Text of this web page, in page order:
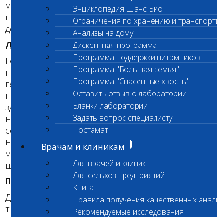
Энциклопедия Шанс Био
Ограничения по хранению и
Анализы на дому
Дисконтная программа
Программа поддержки питомников
Программа "Большая семья"
Программа "Спасенные хвосты"
Оставить отзыв о лаборатории
Бланки лаборатории
Задать вопрос специалисту
Постамат
Врачам и клиникам
Для врачей и клиник
Для сельхоз предприятий
Книга
Правила получения качественных
Рекомендуемые исследования
месяцев. Заболевание быстро прогрессирует, и
пораженные собаки, как правило, не доживают
до взрослого возраста.
ДИАГНОСТИКА
Генетическое тестирование основано на
применении новейших молекулярно-
генетических знаний и технологий. Он
позволяет с 100% достоверностью отличить
здоровую собаку от клинически нормальных,
но являющихся носителями и от больных
собак, в том числе и тех, у которых симптомы
нарушений еще не проявились. Тестирование
можно проводить в любом возрасте: как для
щенков, так и для взрослых собак.
ПРОВЕДЕНИЕ ГЕНЕТИЧЕСКОГО ТЕСТА
Для проведения генетического теста
требуется проба крови Вашей собаки. При